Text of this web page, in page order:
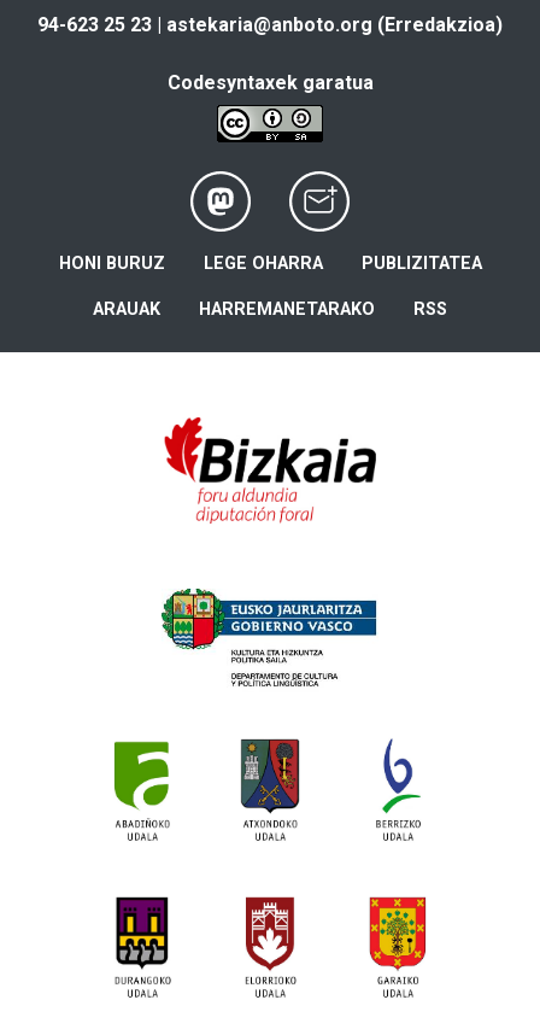
94-623 25 23 | astekaria@anboto.org (Erredakzioa)
Codesyntaxek garatua
HONI BURUZ LEGE OHARRA PUBLIZITATEA
ARAUAK HARREMANETARAKO RSS